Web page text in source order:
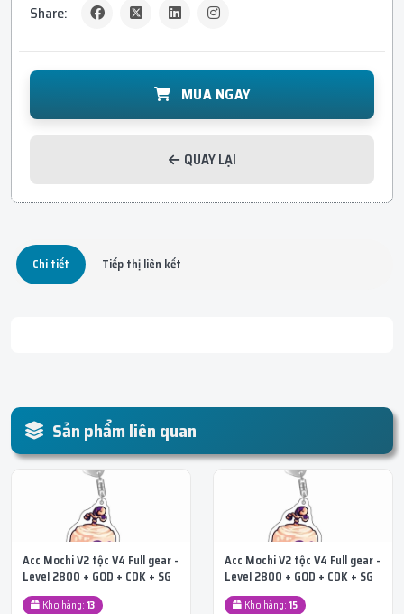
Share:
MUA NGAY
QUAY LẠI
Chi tiết Tiếp thị liên kết
Sản phẩm liên quan
Acc Mochi V2 tộc V4 Full gear -
Level 2800 + GOD + CDK + SG
+ Race Cyborg
Kho hàng:13
Acc Mochi V2 tộc V4 Full gear -
Level 2800 + GOD + CDK + SG
+ Race Ghoul
Kho hàng:15